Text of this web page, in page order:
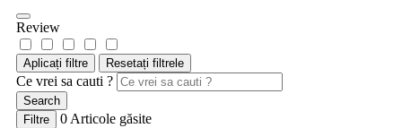
Review
Aplicați filtre Resetați filtrele
Ce vrei sa cauti ?
Search
Filtre
0 Articole găsite